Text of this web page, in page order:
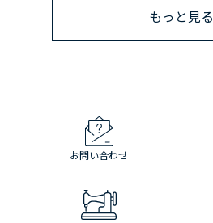
もっと見る
お問い合わせ